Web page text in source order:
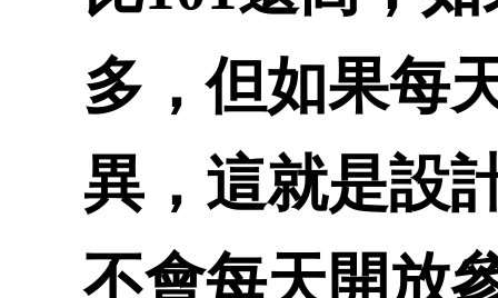
多，但如果每
異，這就是設
不會每天開放